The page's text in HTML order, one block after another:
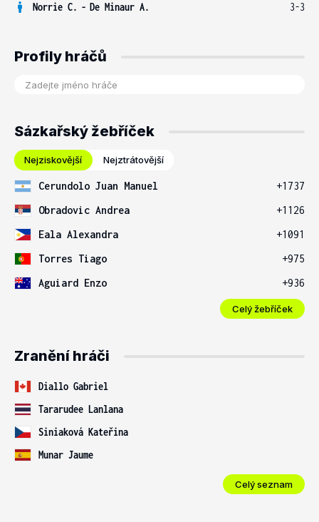
Norrie C. - De Minaur A. 3-3
Profily hráčů
Sázkařský žebříček
Nejziskovější Nejztrátovější
Cerundolo Juan Manuel
+1737
Obradovic Andrea
+1126
Eala Alexandra
+1091
Torres Tiago
+975
Aguiard Enzo
+936
Celý žebříček
Zranění hráči
Diallo Gabriel
Tararudee Lanlana
Siniaková Kateřina
Munar Jaume
Celý seznam